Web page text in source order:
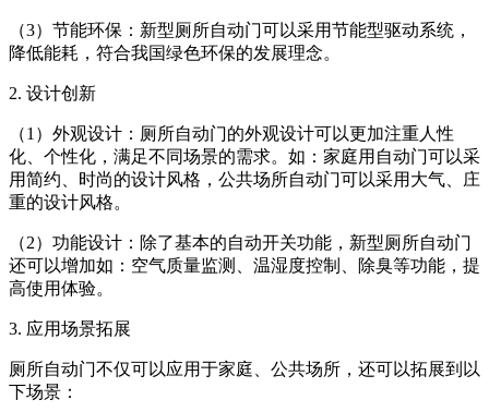
（3）节能环保：新型厕所自动门可以采用节能型驱动系统，
降低能耗，符合我国绿色环保的发展理念。
2. 设计创新
（1）外观设计：厕所自动门的外观设计可以更加注重人性
化、个性化，满足不同场景的需求。如：家庭用自动门可以采
用简约、时尚的设计风格，公共场所自动门可以采用大气、庄
重的设计风格。
（2）功能设计：除了基本的自动开关功能，新型厕所自动门
还可以增加如：空气质量监测、温湿度控制、除臭等功能，提
高使用体验。
3. 应用场景拓展
厕所自动门不仅可以应用于家庭、公共场所，还可以拓展到以
下场景：